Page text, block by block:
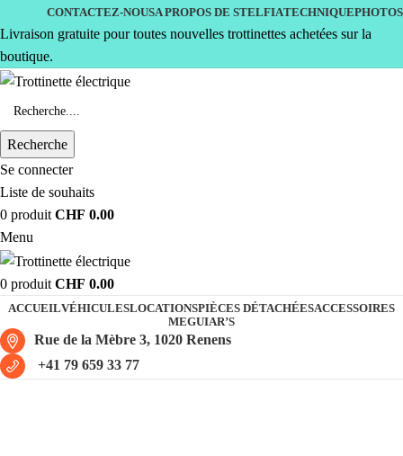
CONTACTEZ-NOUSA PROPOS DE STELFIATECHNIQUEPHOTOS
Livraison gratuite pour toutes nouvelles trottinettes achetées sur la
boutique.
Recherche
Se connecter
Liste de souhaits
0 produit CHF 0.00
Menu
0 produit CHF 0.00
ACCUEILVÉHICULESLOCATIONSPIÈCES DÉTACHÉESACCESSOIRES
MEGUIAR’S
Rue de la Mèbre 3, 1020 Renens
+41 79 659 33 77